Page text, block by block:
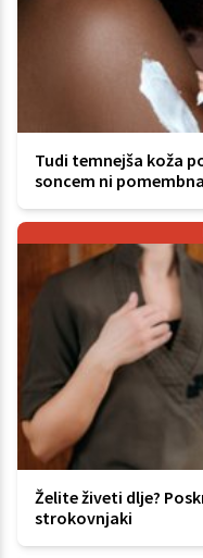
Tudi temnejša koža
soncem ni
Želite živeti dlje?
strokovnjaki